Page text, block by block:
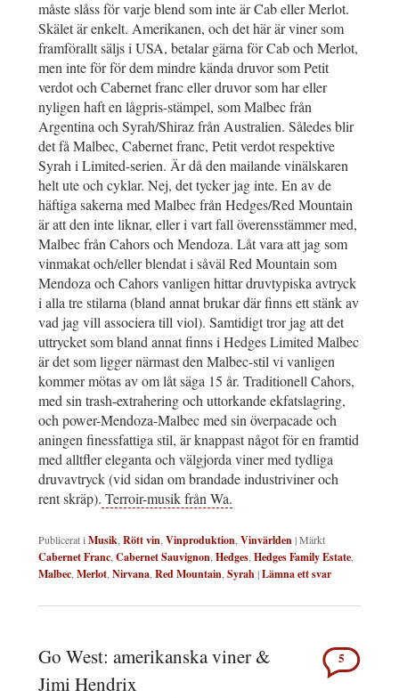
måste slåss för varje blend som inte är Cab eller Merlot.
Skälet är enkelt. Amerikanen, och det här är viner som
framförallt säljs i USA, betalar gärna för Cab och Merlot,
men inte för för dem mindre kända druvor som Petit
verdot och Cabernet franc eller druvor som har eller
nyligen haft en lågpris-stämpel, som Malbec från
Argentina och Syrah/Shiraz från Australien. Således blir
det få Malbec, Cabernet franc, Petit verdot respektive
Syrah i Limited-serien. Är då den mailande vinälskaren
helt ute och cyklar. Nej, det tycker jag inte. En av de
häftiga sakerna med Malbec från Hedges/Red Mountain
är att den inte liknar, eller i vart fall överensstämmer med,
Malbec från Cahors och Mendoza. Låt vara att jag som
vinmakat och/eller blendat i såväl Red Mountain som
Mendoza och Cahors vanligen hittar druvtypiska avtryck
i alla tre stilarna (bland annat brukar där finns ett stänk av
vad jag vill associera till viol). Samtidigt tror jag att det
uttrycket som bland annat finns i Hedges Limited Malbec
är det som ligger närmast den Malbec-stil vi vanligen
kommer mötas av om låt säga 15 år. Traditionell Cahors,
med sin trash-extrahering och uttorkande ekfatslagring,
och power-Mendoza-Malbec med sin överpacade och
aningen finessfattiga stil, är knappast något för en framtid
med alltfler eleganta och välgjorda viner med tydliga
druvavtryck (vid sidan om brandade industriviner och
rent skräp). Terroir-musik från Wa.
Publicerat i Musik Rött vin Vinproduktion Vinvärlden|Märkt
Cabernet Franc Cabernet Sauvignon Hedges Hedges Family Estate
Malbec Merlot Nirvana Red Mountain Syrah|Lämna ett svar
Go West: amerikanska viner &
Jimi Hendrix
5